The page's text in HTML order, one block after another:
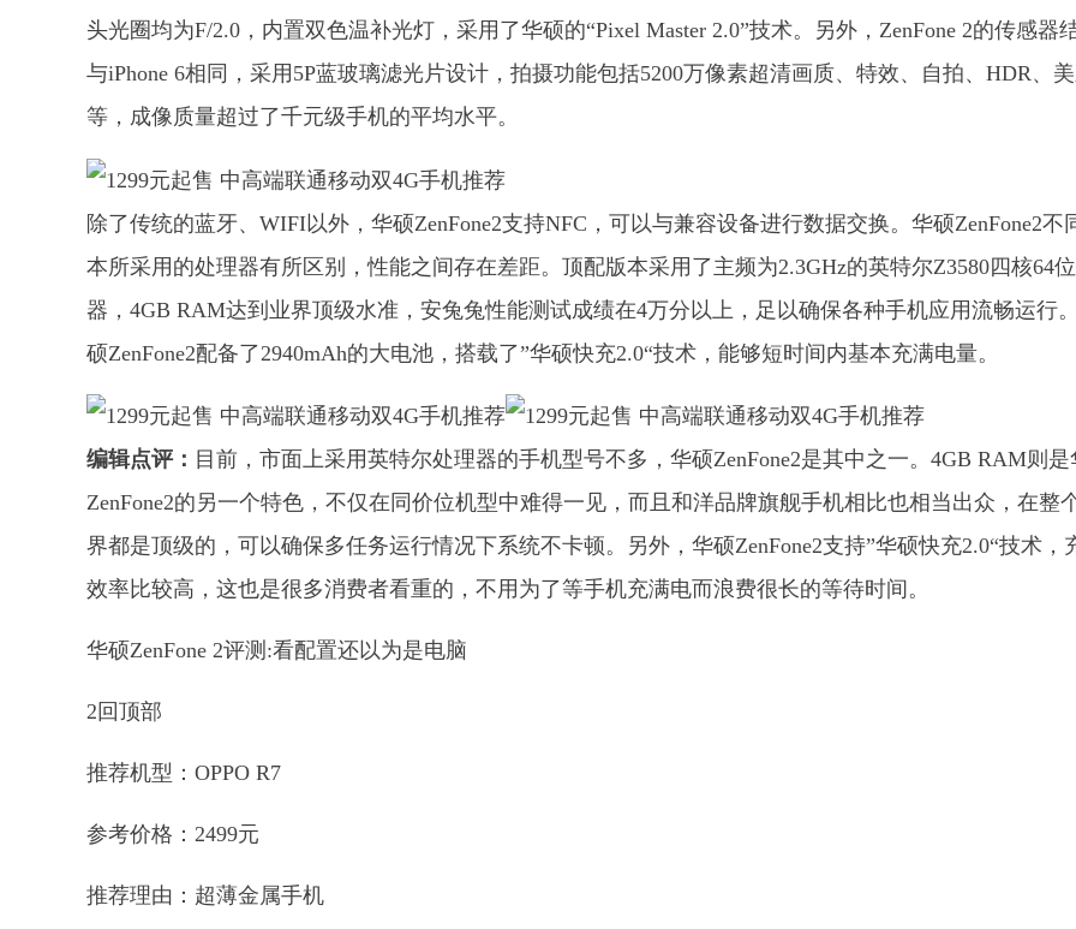
头光圈均为F/2.0，内置双色温补光灯，采用了华硕的“Pixel Master 2.0”技术。另外，ZenFone 2的传感器
与iPhone 6相同，采用5P蓝玻璃滤光片设计，拍摄功能包括5200万像素超清画质、特效、自拍、HDR、
等，成像质量超过了千元级手机的平均水平。
除了传统的蓝牙、WIFI以外，华硕ZenFone2支持NFC，可以与兼容设备进行数据交换。华硕ZenFone2不
本所采用的处理器有所区别，性能之间存在差距。顶配版本采用了主频为2.3GHz的英特尔Z3580四核64
器，4GB RAM达到业界顶级水准，安兔兔性能测试成绩在4万分以上，足以确保各种手机应用流畅运行
硕ZenFone2配备了2940mAh的大电池，搭载了”华硕快充2.0“技术，能够短时间内基本充满电量。
编辑点评： 目前，市面上采用英特尔处理器的手机型号不多，华硕ZenFone2是其中之一。4GB RAM则是
ZenFone2的另一个特色，不仅在同价位机型中难得一见，而且和洋品牌旗舰手机相比也相当出众，在整
界都是顶级的，可以确保多任务运行情况下系统不卡顿。另外，华硕ZenFone2支持”华硕快充2.0“技术，
效率比较高，这也是很多消费者看重的，不用为了等手机充满电而浪费很长的等待时间。
华硕ZenFone 2评测:看配置还以为是电脑
2回顶部
推荐机型：OPPO R7
参考价格：2499元
推荐理由：超薄金属手机